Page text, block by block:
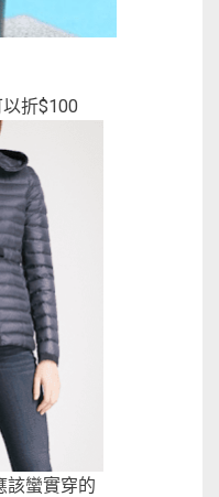
折$100
該蠻實穿的